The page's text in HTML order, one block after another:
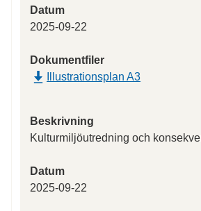
Datum
2025-09-22
Dokumentfiler
Illustrationsplan A3
Beskrivning
Kulturmiljöutredning och
Datum
2025-09-22